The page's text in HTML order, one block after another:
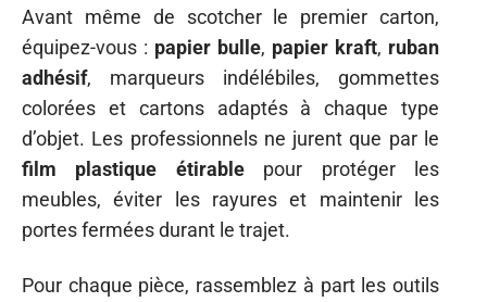
Avant même de scotcher le premier carton,
équipez-vous : papier bulle, papier kraft, ruban
adhésif, marqueurs indélébiles, gommettes
colorées et cartons adaptés à chaque type
d’objet. Les professionnels ne jurent que par le
film plastique étirablepour protéger les
meubles, éviter les rayures et maintenir les
portes fermées durant le trajet.
Pour chaque pièce, rassemblez à part les outils